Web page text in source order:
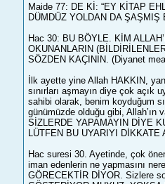
Maide 77: DE Kİ: “EY KİTAP
DÜMDÜZ YOLDAN DA
Hac 30: BU BÖYLE. KİM
OKUNANLARIN
SÖZDEN KAÇININ. (Diyanet
İlk ayette yine Allah HAKKIN, yani
sınırları aşmayın diye çok
sahibi olarak, benim koyduğum
günümüzde olduğu gibi,
SİZLERDE YAPAMAYIN DİYE
LÜTFEN BU UYARIYI DİKKATE
Hac suresi 30. Ayetinde, çok
iman edenlerin ne yapmasını
GÖRECEKTİR DİYOR. Sizlere